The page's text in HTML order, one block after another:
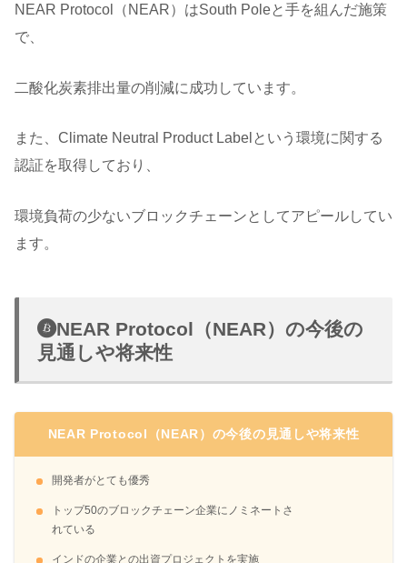
NEAR Protocol（NEAR）はSouth Poleと手を組んだ施策
で、
二酸化炭素排出量の削減に成功しています。
また、Climate Neutral Product Labelという環境に関する
認証を取得しており、
環境負荷の少ないブロックチェーンとしてアピールしてい
ます。
NEAR Protocol（NEAR）の今後の
見通しや将来性
NEAR Protocol（NEAR）の今後の見通しや将来性
開発者がとても優秀
トップ50のブロックチェーン企業にノミネートさ
れている
インドの企業との出資プロジェクトを実施